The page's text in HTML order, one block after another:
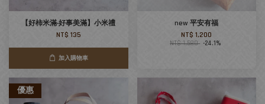
【好柿米滿‧好事美滿】小米禮
NT$ 135
加入購物車
new 平安有福
NT$ 1,200
NT$ 1,580 -24.1%
優惠